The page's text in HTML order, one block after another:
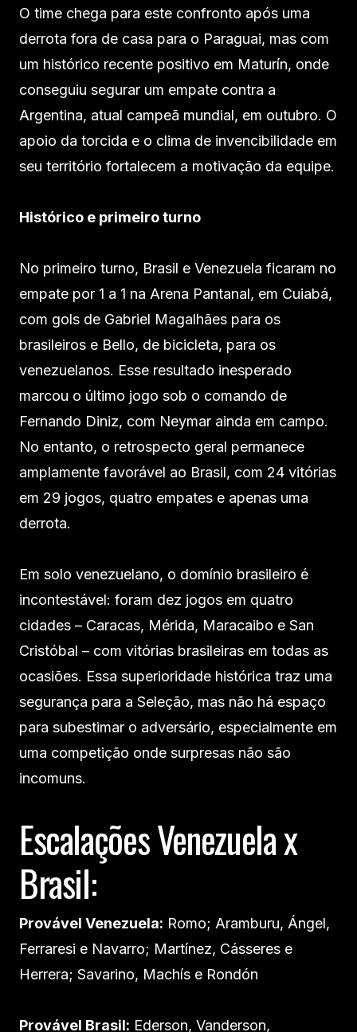
O time chega para este confronto após uma
derrota fora de casa para o Paraguai, mas com
um histórico recente positivo em Maturín, onde
conseguiu segurar um empate contra a
Argentina, atual campeã mundial, em outubro. O
apoio da torcida e o clima de invencibilidade em
seu território fortalecem a motivação da equipe.
Histórico e primeiro turno
No primeiro turno, Brasil e Venezuela ficaram no
empate por 1 a 1 na Arena Pantanal, em Cuiabá,
com gols de Gabriel Magalhães para os
brasileiros e Bello, de bicicleta, para os
venezuelanos. Esse resultado inesperado
marcou o último jogo sob o comando de
Fernando Diniz, com Neymar ainda em campo.
No entanto, o retrospecto geral permanece
amplamente favorável ao Brasil, com 24 vitórias
em 29 jogos, quatro empates e apenas uma
derrota.
Em solo venezuelano, o domínio brasileiro é
incontestável: foram dez jogos em quatro
cidades – Caracas, Mérida, Maracaibo e San
Cristóbal – com vitórias brasileiras em todas as
ocasiões. Essa superioridade histórica traz uma
segurança para a Seleção, mas não há espaço
para subestimar o adversário, especialmente em
uma competição onde surpresas não são
incomuns.
Escalações Venezuela x
Brasil:
Provável Venezuela: Romo; Aramburu, Ángel,
Ferraresi e Navarro; Martínez, Cásseres e
Herrera; Savarino, Machís e Rondón
Provável Brasil: Ederson, Vanderson,